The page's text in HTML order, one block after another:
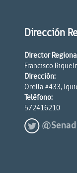
Dirección
Director
Francisco
Dirección:
Orella #433,
Teléfono:
572416210